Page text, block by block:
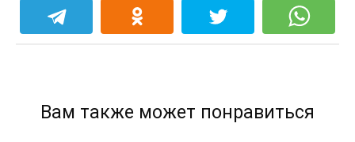
Вам также может понравиться